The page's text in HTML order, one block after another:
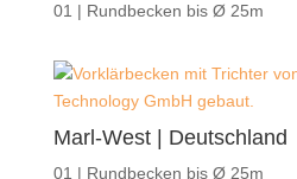
01 | Rundbecken bis Ø 25m
Marl-West | Deutschland
01 | Rundbecken bis Ø 25m